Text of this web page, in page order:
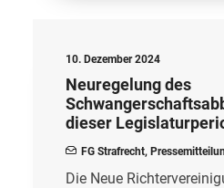
10. Dezember 2024
Neuregelung des
dieser
FG Strafrecht,
Die Neue